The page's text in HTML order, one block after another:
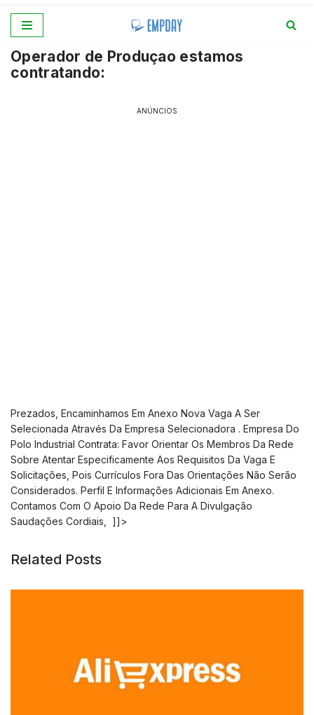
para
o
Operador de Produçao estamos
contratando:
ANÚNCIOS
Prezados, Encaminhamos Em Anexo Nova Vaga A Ser
Selecionada Através Da Empresa Selecionadora . Empresa Do
Polo Industrial Contrata: Favor Orientar Os Membros Da Rede
Sobre Atentar Especificamente Aos Requisitos Da Vaga E
Solicitações, Pois Currículos Fora Das Orientações Não Serão
Considerados. Perfil E Informações Adicionais Em Anexo.
Contamos Com O Apoio Da Rede Para A Divulgação
Saudações Cordiais,
]]>
Related Posts